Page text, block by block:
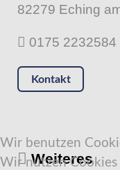
82279 Eching
0175 2232584
Kontakt
Weiteres
Wir benutzen
Wir nutzen